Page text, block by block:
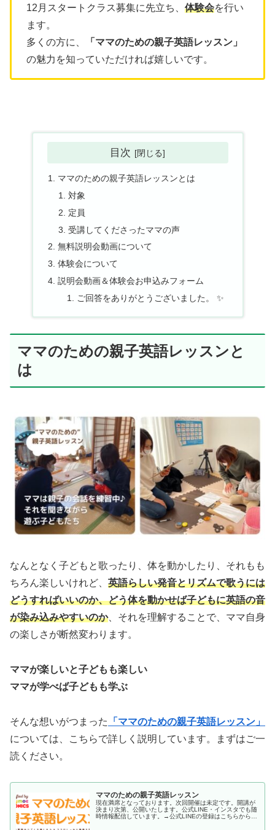
12月スタートクラス募集に先立ち、 体験会を行い
ます。
多くの方に、
「ママのための親子英語レッスン」
の魅力を知っていただければ嬉しいです。
目次
ママのための親子英語レッスンとは
対象
定員
受講してくださったママの声
無料説明会動画について
体験会について
説明会動画＆体験会お申込みフォーム
ご回答をありがとうございました。 ✨
ママのための親子英語レッスンと
は
なんとなく子どもと歌ったり、体を動かしたり、それもも
ちろん楽しいけれど、 英語らしい発音とリズムで歌うには
どうすればいいのか、どう体を動かせば子どもに英語の音
が染み込みやすいのか、それを理解することで、ママ自身
の楽しさが断然変わります。
ママが楽しいと子どもも楽しい
ママが学べば子どもも学ぶ
そんな想いがつまった
「ママのための親子英語レッスン」
については、こちらで詳しく説明しています。まずはご一
読ください。
ママのための親子英語レッスン
現在満席となっております。次回開催は未定です。開講が
決まり次第、公開いたします。公式LINE・インスタでも随
時情報配信しています。→公式LINEの登録はこちらから。